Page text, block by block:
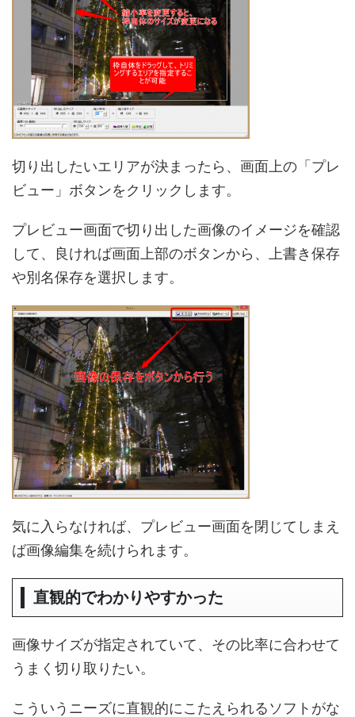
切り出したいエリアが決まったら、画面上の「プレ
ビュー」ボタンをクリックします。
プレビュー画面で切り出した画像のイメージを確認
して、良ければ画面上部のボタンから、上書き保存
や別名保存を選択します。
気に入らなければ、プレビュー画面を閉じてしまえ
ば画像編集を続けられます。
直観的でわかりやすかった
画像サイズが指定されていて、その比率に合わせて
うまく切り取りたい。
こういうニーズに直観的にこたえられるソフトがな